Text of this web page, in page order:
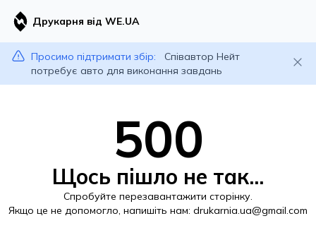
Друкарня від WE.UA
Просимо підтримати збір:
Співавтор Нейт
потребує авто для виконання завдань
500
Щось пішло не так...
Спробуйте перезавантажити сторінку.
Якщо це не допомогло, напишіть нам: drukarnia.ua@gmail.com